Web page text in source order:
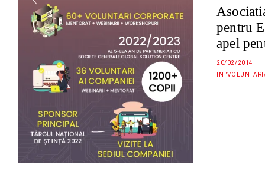
pentru
apel
20/02/2014
IN